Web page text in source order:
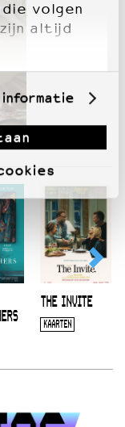
volgen
altijd
informatie
THE INVITE
KAARTEN